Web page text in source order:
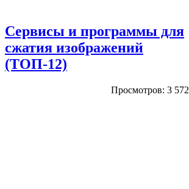
Сервисы и программы для
сжатия изображений
(ТОП-12)
Просмотров: 3 572